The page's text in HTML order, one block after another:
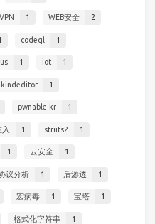
VPN 1 WEB安全 2
codeql 1
1 iot 1
kindeditor 1
pwnable.kr 1
1 struts2 1
1 云安全 1
议分析 1 后渗透 1
宏病毒 1 宝塔 1
格式化字符串 1